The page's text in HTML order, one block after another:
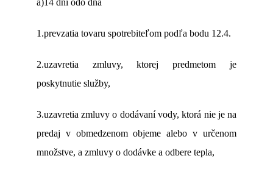
a)14 dní odo dňa
1.prevzatia tovaru spotrebiteľom podľa bodu 12.4.
2.uzavretia zmluvy, ktorej predmetom je
poskytnutie služby,
3.uzavretia zmluvy o dodávaní vody, ktorá nie je na
predaj v obmedzenom objeme alebo v určenom
množstve, a zmluvy o dodávke a odbere tepla,